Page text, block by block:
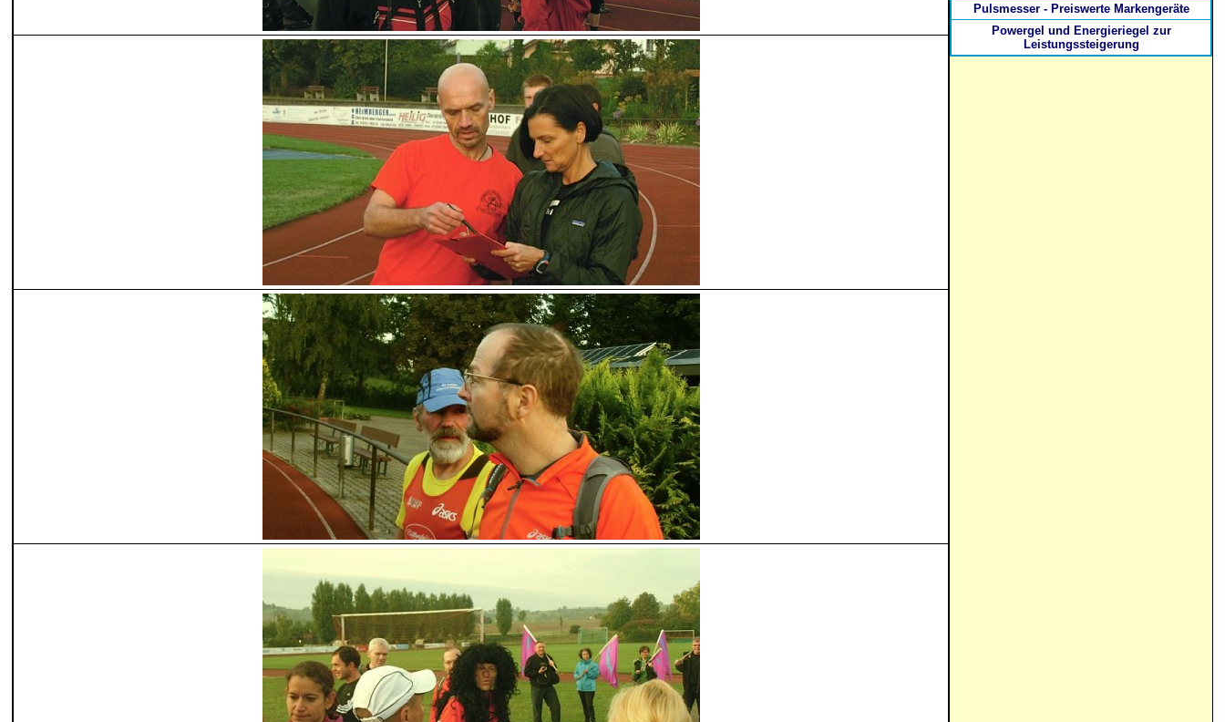
Pulsmesser - Preiswerte Markengeräte
Powergel und Energieriegel zur
Leistungssteigerung